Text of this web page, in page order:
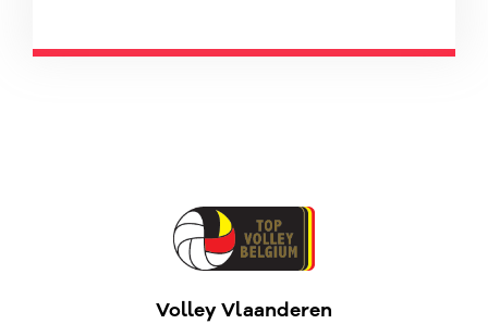
Volley Vlaanderen